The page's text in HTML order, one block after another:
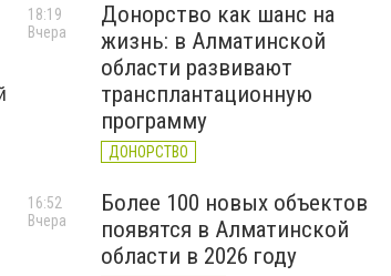
Донорство как шанс на
жизнь: в Алматинской
области развивают
трансплантационную
программу
ДОНОРСТВО
18:19
Вчера
Более 100 новых объектов
появятся в Алматинской
области в 2026 году
16:52
Вчера